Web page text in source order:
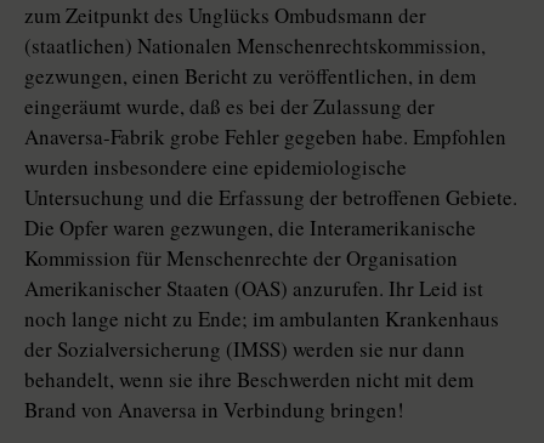
zum Zeitpunkt des Unglücks Ombudsmann der
(staatlichen) Nationalen Menschenrechtskommission,
gezwungen, einen Bericht zu veröffentlichen, in dem
eingeräumt wurde, daß es bei der Zulassung der
Anaversa-Fabrik grobe Fehler gegeben habe. Empfohlen
wurden insbesondere eine epidemiologische
Untersuchung und die Erfassung der betroffenen Gebiete.
Die Opfer waren gezwungen, die Interamerikanische
Kommission für Menschenrechte der Organisation
Amerikanischer Staaten (OAS) anzurufen. Ihr Leid ist
noch lange nicht zu Ende; im ambulanten Krankenhaus
der Sozialversicherung (IMSS) werden sie nur dann
behandelt, wenn sie ihre Beschwerden nicht mit dem
Brand von Anaversa in Verbindung bringen!